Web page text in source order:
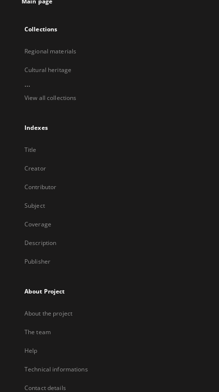
Collections
Regional materials
Cultural heritage
...
View all collections
Indexes
Title
Creator
Contributor
Subject
Coverage
Description
Publisher
About Project
About the project
The team
Help
Technical informations
Contact details